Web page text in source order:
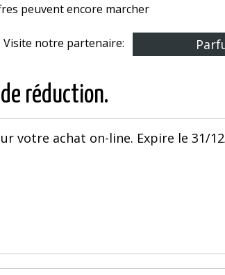
peuvent encore marcher
Visite notre partenaire:
réduction.
votre achat on-line. Expire le 31/